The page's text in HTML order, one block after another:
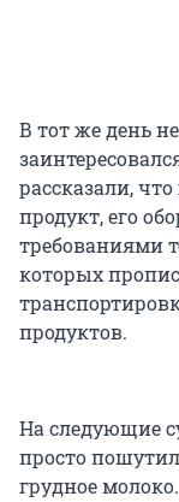
В тот же день
рассказали,
продукт, его
требованиями
которых
продуктов.
На следующие
просто
грудное